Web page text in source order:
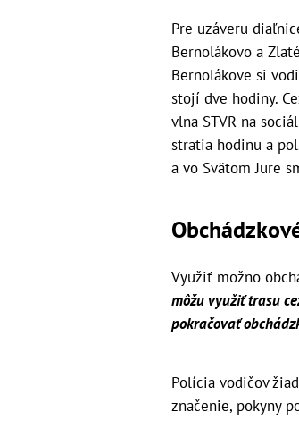
Pre uzáveru
Bernolákovo a
Bernolákove si
stojí dve hodiny.
vlna STVR na
stratia hodinu a
a vo Svätom Jure
Využiť možno
môžu využiť trasu
pokračovať
Polícia vodičov
značenie, pokyny